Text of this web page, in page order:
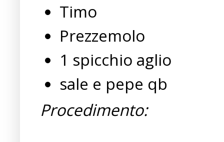
Timo
Prezzemolo
1 spicchio aglio
sale e pepe qb
Procedimento: